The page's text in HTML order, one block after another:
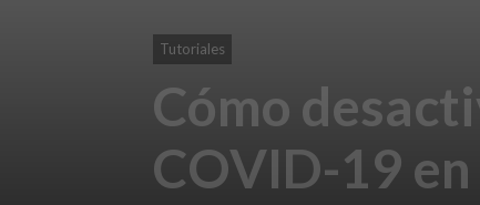
Tutoriales
Cómo
COVID-19